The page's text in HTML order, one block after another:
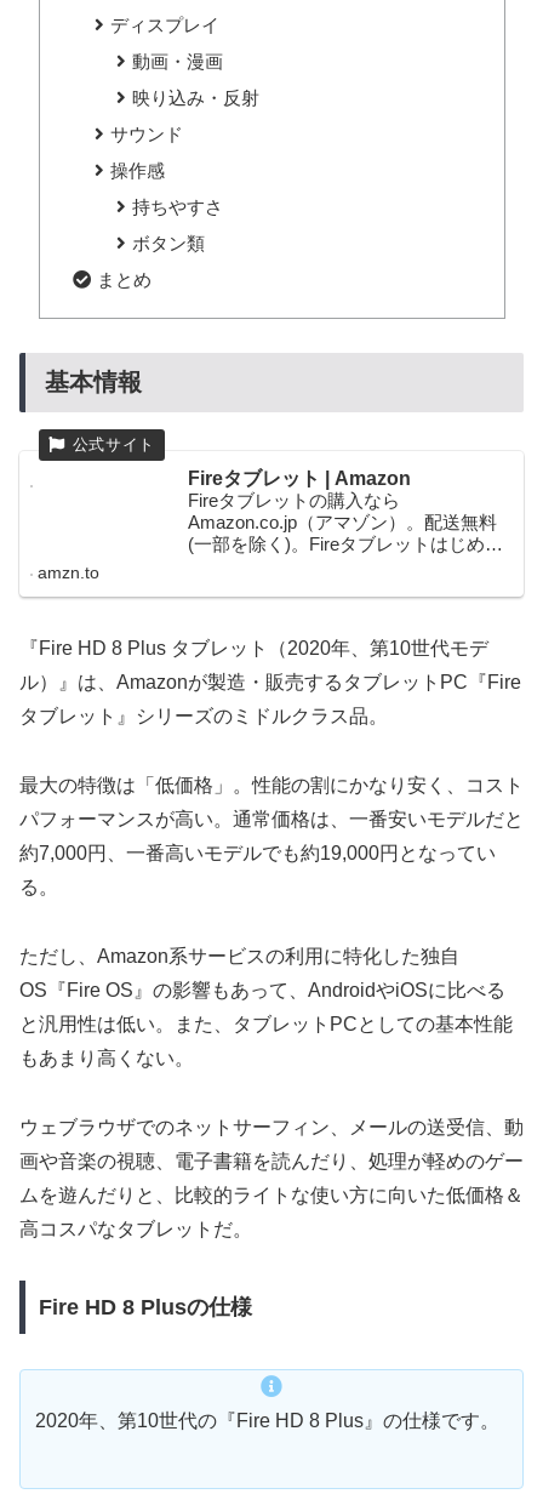
ディスプレイ
動画・漫画
映り込み・反射
サウンド
操作感
持ちやすさ
ボタン類
まとめ
基本情報
Fireタブレット | Amazon
Fireタブレットの購入なら
Amazon.co.jp（アマゾン）。配送無料
(一部を除く)。Fireタブレットはじめ、
amzn.to
『Fire HD 8 Plus タブレット（2020年、第10世代モデ
ル）』は、Amazonが製造・販売するタブレットPC『Fire
タブレット』シリーズのミドルクラス品。
最大の特徴は「低価格」。性能の割にかなり安く、コスト
パフォーマンスが高い。通常価格は、一番安いモデルだと
約7,000円、一番高いモデルでも約19,000円となってい
る。
ただし、Amazon系サービスの利用に特化した独自
OS『Fire OS』の影響もあって、AndroidやiOSに比べる
と汎用性は低い。また、タブレットPCとしての基本性能
もあまり高くない。
ウェブラウザでのネットサーフィン、メールの送受信、動
画や音楽の視聴、電子書籍を読んだり、処理が軽めのゲー
ムを遊んだりと、比較的ライトな使い方に向いた低価格＆
高コスパなタブレットだ。
Fire HD 8 Plusの仕様
2020年、第10世代の『Fire HD 8 Plus』の仕様です。